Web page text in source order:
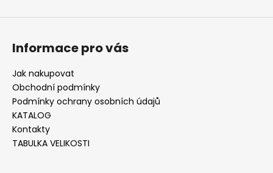
Informace pro vás
Jak nakupovat
Obchodní podmínky
Podmínky ochrany osobních údajů
KATALOG
Kontakty
TABULKA VELIKOSTI